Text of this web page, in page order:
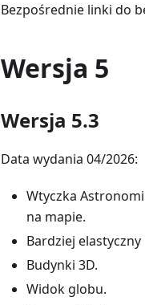
Bezpośrednie linki do
Wersja 5
Wersja 5.3
Data wydania 04/2026:
Wtyczka
na mapie.
Bardziej
Budynki 3D.
Widok globu.